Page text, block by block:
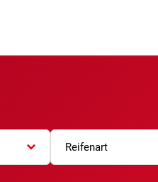
Reifenart